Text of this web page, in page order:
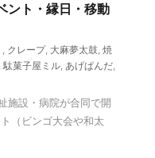
ント・縁日・移動
, クレープ, 大麻夢太鼓, 焼
, 駄菓子屋ミル, あげぱんだ,
施設・病院が合同で開
（ビンゴ大会や和太